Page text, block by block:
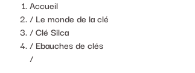
Accueil
Le monde de la clé
Clé Silca
Ebauches de clés
/